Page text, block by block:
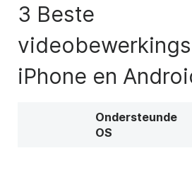
3 Beste
iPhone en
Ondersteunde
OS